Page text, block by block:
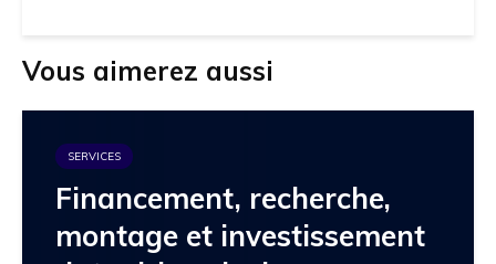
Vous aimerez aussi
SERVICES
Financement, recherche,
montage et investissement